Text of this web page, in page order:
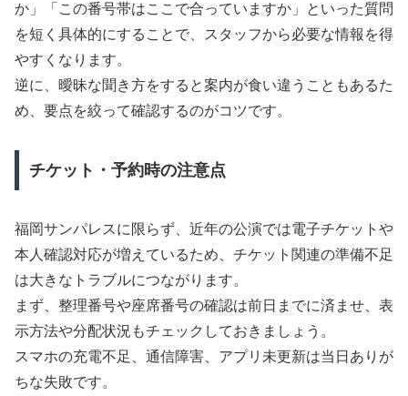
か」「この番号帯はここで合っていますか」といった質問
を短く具体的にすることで、スタッフから必要な情報を得
やすくなります。
逆に、曖昧な聞き方をすると案内が食い違うこともあるた
め、要点を絞って確認するのがコツです。
チケット・予約時の注意点
福岡サンパレスに限らず、近年の公演では電子チケットや
本人確認対応が増えているため、チケット関連の準備不足
は大きなトラブルにつながります。
まず、整理番号や座席番号の確認は前日までに済ませ、表
示方法や分配状況もチェックしておきましょう。
スマホの充電不足、通信障害、アプリ未更新は当日ありが
ちな失敗です。